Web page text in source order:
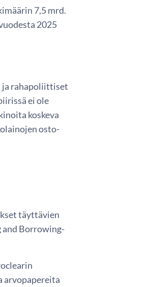
7,5 mrd.
2025
ja rahapoliittiset
ei ole
koskeva
osto-
täyttävien
Borrowing-
arvopapereita